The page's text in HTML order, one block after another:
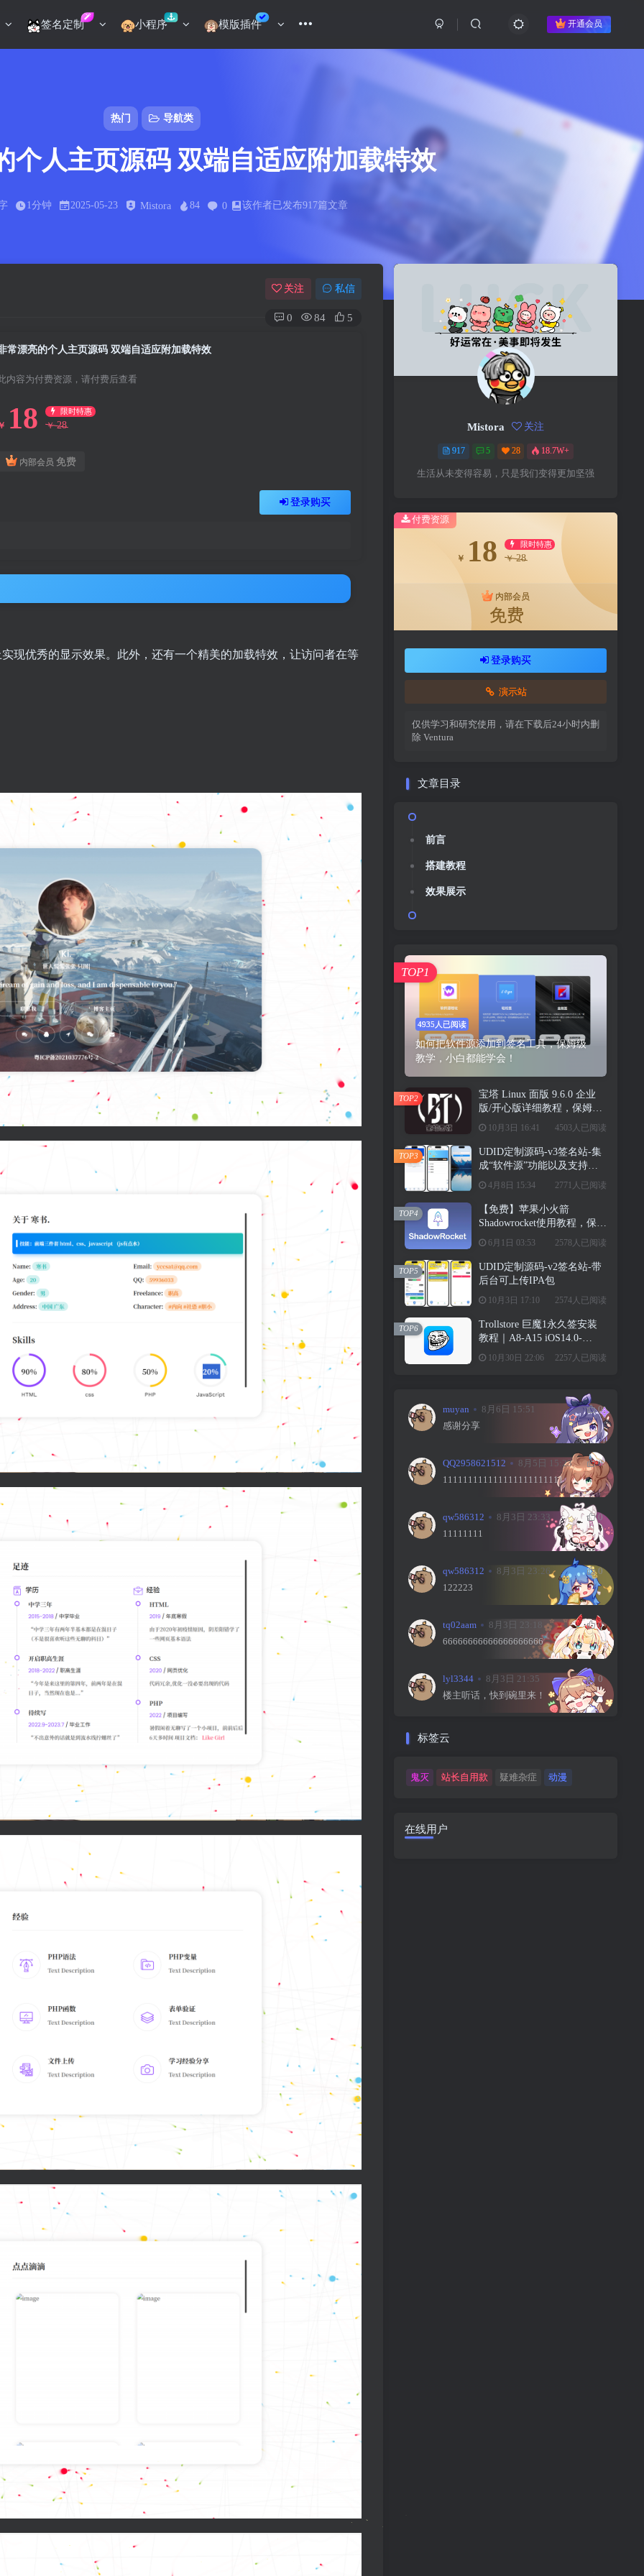
热门 导航类
个人主页源码 双端自适应附加载特效
1分钟 2025-05-23 Mistora 84 0 该作者已发布917篇文章
签名定制 小程序 模版插件 开通会员
关注 私信
0 84 5
常漂亮的个人主页源码 双端自适应附加载特效
内容为付费资源，请付费后查看
18 限时特惠
￥ 28
内部会员 免费
登录购买
现优秀的显示效果。此外，还有一个精美的加载特效，让访问者在等
Mistora 关注
917 5 28 18.7W+
生活从未变得容易，只是我们变得更加坚强
付费资源
￥ 18 限时特惠
￥ 28
内部会员
免费
登录购买
演示站
仅供学习和研究使用，请在下载后24小时内删
除 Ventura
文章目录
前言
搭建教程
效果展示
4935人已阅读
如何把软件源添加到签名工具，保姆级
教学，小白都能学会！
TOP1
宝塔 Linux 面版 9.6.0 企业
版/开心版详细教程，保姆级
10月3日 16:41 4503人已阅读
TOP2
UDID定制源码-v3签名站-集
成“软件源”功能以及支持上
4月8日 15:34 2771人已阅读
TOP3
【免费】苹果小火箭
Shadowrocket使用教程，保姆
级教学请勿用于违法行为！
6月1日 03:53 2578人已阅读
TOP4
UDID定制源码-v2签名站-带
后台可上传IPA包
10月3日 17:10 2574人已阅读
TOP5
Trollstore 巨魔1永久签安装
教程｜A8-A15 iOS14.0-
10月30日 22:06 2257人已阅读
TOP6
muyan 8月6日 15:51
0
感谢分享
QQ2958621512 8月5日 15:23
0
111111111111111111111111
qw586312 8月3日 23:33
0
11111111
qw586312 8月3日 23:26
0
122223
tq02aam 8月3日 23:18
0
66666666666666666666
lyl3344 8月3日 21:35
0
楼主听话，快到碗里来！
标签云
鬼灭 站长自用款 疑难杂症 动漫
在线用户